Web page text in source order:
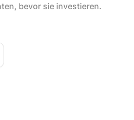
bevor sie investieren.